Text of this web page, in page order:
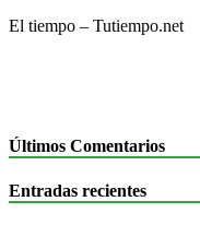
El tiempo – Tutiempo.net
Últimos Comentarios
Entradas recientes